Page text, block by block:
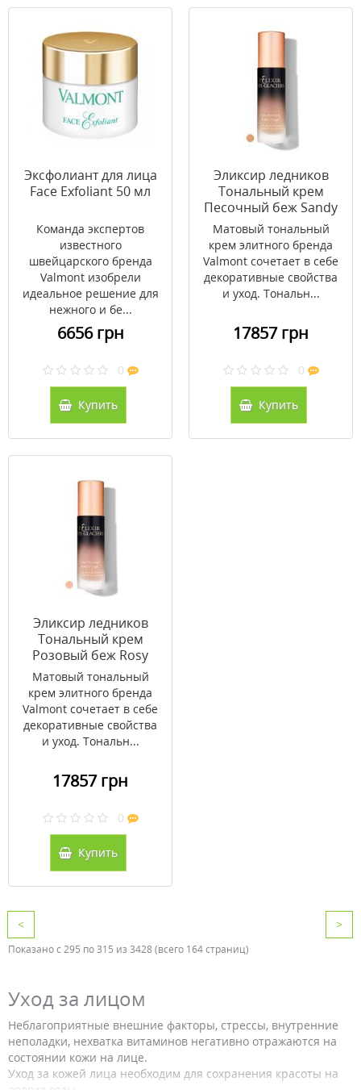
Эксфолиант для лица
Face Exfoliant 50 мл
Команда экспертов
известного
швейцарского бренда
Valmont изобрели
идеальное решение для
нежного и бе...
6656 грн
0
Купить
Эликсир ледников
Тональный крем
Песочный беж Sandy
Beige In Paris 30 мл
Матовый тональный
крем элитного бренда
Valmont сочетает в себе
декоративные свойства
и уход. Тональн...
17857 грн
0
Купить
Эликсир ледников
Тональный крем
Розовый беж Rosy
Beige In New York 30
мл
Матовый тональный
крем элитного бренда
Valmont сочетает в себе
декоративные свойства
и уход. Тональн...
17857 грн
0
Купить
< >
Показано с 295 по 315 из 3428 (всего 164 страниц)
Уход за лицом
Неблагоприятные внешние факторы, стрессы, внутренние
неполадки, нехватка витаминов негативно отражаются на
состоянии кожи на лице.
Уход за кожей лица необходим для сохранения красоты на